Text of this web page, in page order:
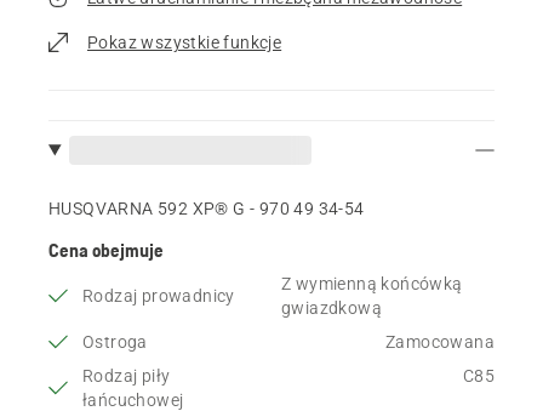
Pokaz wszystkie funkcje
HUSQVARNA 592 XP® G - 970 49 34‑54
Cena obejmuje
Rodzaj prowadnicy
Z wymienną końcówką
gwiazdkową
Ostroga
Zamocowana
Rodzaj piły
łańcuchowej
C85